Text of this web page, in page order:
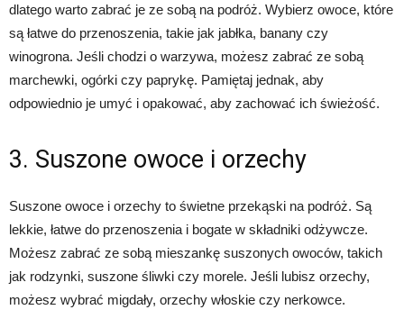
dlatego warto zabrać je ze sobą na podróż. Wybierz owoce, które
są łatwe do przenoszenia, takie jak jabłka, banany czy
winogrona. Jeśli chodzi o warzywa, możesz zabrać ze sobą
marchewki, ogórki czy paprykę. Pamiętaj jednak, aby
odpowiednio je umyć i opakować, aby zachować ich świeżość.
3. Suszone owoce i orzechy
Suszone owoce i orzechy to świetne przekąski na podróż. Są
lekkie, łatwe do przenoszenia i bogate w składniki odżywcze.
Możesz zabrać ze sobą mieszankę suszonych owoców, takich
jak rodzynki, suszone śliwki czy morele. Jeśli lubisz orzechy,
możesz wybrać migdały, orzechy włoskie czy nerkowce.